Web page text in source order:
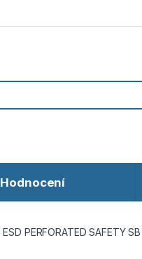
Hodnocení
PERFORATED SAFETY